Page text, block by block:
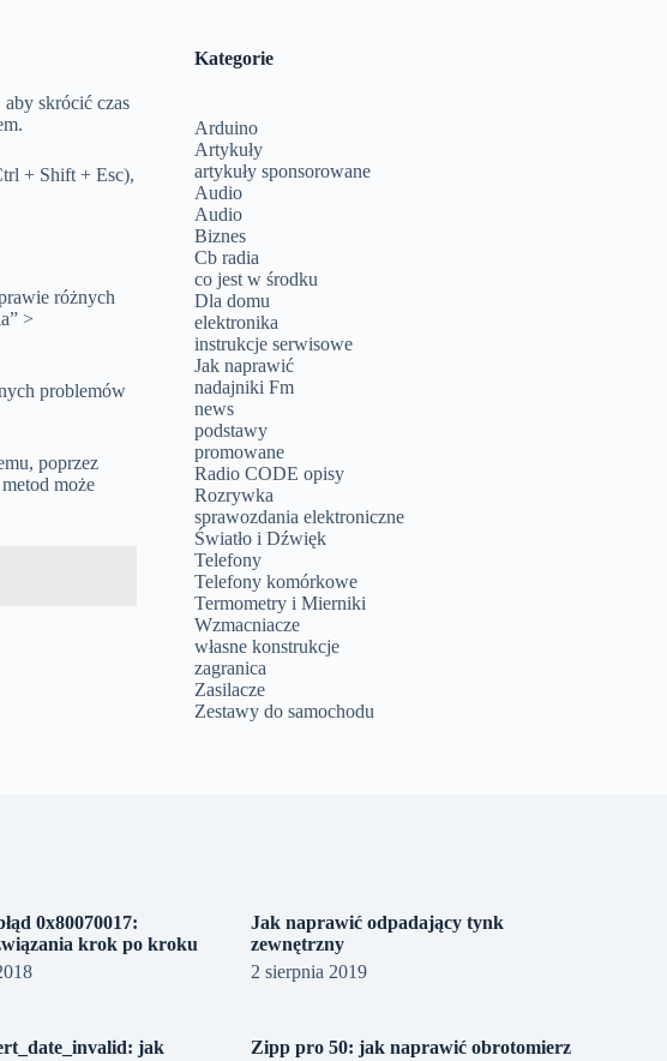
skrócić czas
+ Shift + Esc),
różnych
>
problemów
poprzez
może
Kategorie
Arduino
Artykuły
artykuły sponsorowane
Audio
Audio
Biznes
Cb radia
co jest w środku
Dla domu
elektronika
instrukcje serwisowe
Jak naprawić
nadajniki Fm
news
podstawy
promowane
Radio CODE opisy
Rozrywka
sprawozdania elektroniczne
Światło i Dźwięk
Telefony
Telefony komórkowe
Termometry i Mierniki
Wzmacniacze
własne konstrukcje
zagranica
Zasilacze
Zestawy do samochodu
0x80070017:
krok po kroku
Jak naprawić odpadający tynk
zewnętrzny
2 sierpnia 2019
jak
Zipp pro 50: jak naprawić obrotomierz